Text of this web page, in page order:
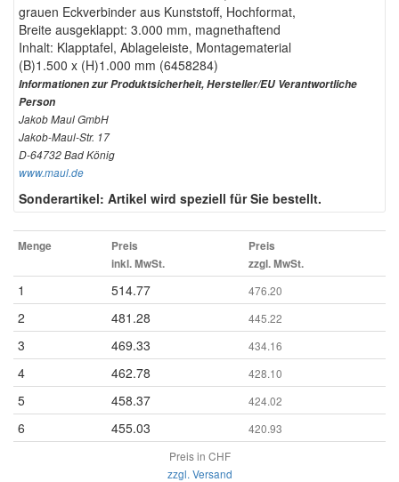
grauen Eckverbinder aus Kunststoff, Hochformat,
Breite ausgeklappt: 3.000 mm, magnethaftend
Inhalt: Klapptafel, Ablageleiste, Montagematerial
(B)1.500 x (H)1.000 mm (6458284)
Informationen zur Produktsicherheit, Hersteller/EU Verantwortliche
Person
Jakob Maul GmbH
Jakob-Maul-Str. 17
D-64732 Bad König
www.maul.de
Sonderartikel: Artikel wird speziell für Sie bestellt.
Menge
Preis
inkl. MwSt.
Preis
zzgl. MwSt.
1 514.77 476.20
2 481.28 445.22
3 469.33 434.16
4 462.78 428.10
5 458.37 424.02
6 455.03
420.93
Preis in CHF
zzgl. Versand